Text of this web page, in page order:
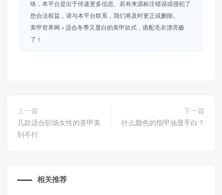
络，本平台是出于传递更多信息、若有来源标注错误或侵犯了
您合法权益，请与本平台联系，我们将及时更正或删除。
美甲世界网 » 适合冬季又显白的美甲款式，搭配毛衣漂亮极
了！
上一篇
几款适合职场女性的美甲美
到不行
下一篇
什么颜色的指甲油显手白？
相关推荐